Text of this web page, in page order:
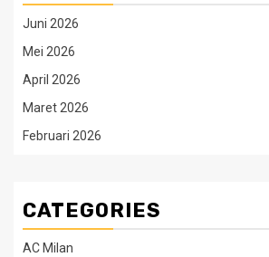
Juni 2026
Mei 2026
April 2026
Maret 2026
Februari 2026
CATEGORIES
AC Milan